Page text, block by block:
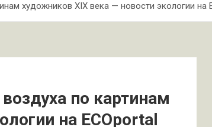
художников XIX века — новости экологии на
по картинам
на ECOportal